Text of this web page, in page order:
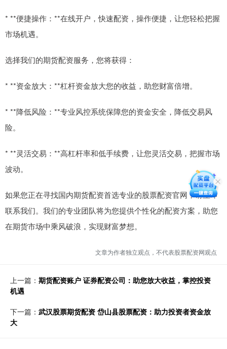
* **便捷操作：**在线开户，快速配资，操作便捷，让您轻松把握
市场机遇。
选择我们的期货配资服务，您将获得：
* **资金放大：**杠杆资金放大您的收益，助您财富倍增。
* **降低风险：**专业风控系统保障您的资金安全，降低交易风
险。
* **灵活交易：**高杠杆率和低手续费，让您灵活交易，把握市场
波动。
如果您正在寻找国内期货配资首选专业的股票配资官网，请立即
联系我们。我们的专业团队将为您提供个性化的配资方案，助您
在期货市场中乘风破浪，实现财富梦想。
文章为作者独立观点，不代表股票配资网观点
上一篇： 期货配资账户 证券配资公司：助您放大收益，掌控投资
机遇
下一篇： 武汉股票期货配资 岱山县股票配资：助力投资者资金放
大